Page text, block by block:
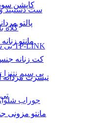
ست دستبند
جوراب
کاپشن
پالتو
مانتو
کت زنانه
تیشرت مردانه
مانتو مزونی